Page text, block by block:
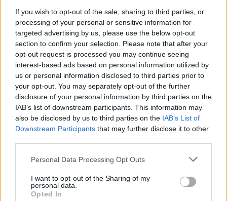
If you wish to opt-out of the sale, sharing to third parties, or
processing of your personal or sensitive information for
targeted advertising by us, please use the below opt-out
section to confirm your selection. Please note that after your
opt-out request is processed you may continue seeing
interest-based ads based on personal information utilized by
us or personal information disclosed to third parties prior to
your opt-out. You may separately opt-out of the further
disclosure of your personal information by third parties on the
IAB’s list of downstream participants. This information may
also be disclosed by us to third parties on the IAB’s List of
Downstream Participants that may further disclose it to other
Please note that this website/app uses one or more Google
not limited to your visit or usage behaviour. You may click to
grant or deny consent to Google and its third-party tags to
Personal Data Processing Opt Outs
I want to opt-out of the Sharing of my
personal data.
Opted In
insider.gr στο Google News
πρώτοι όλες τιςειδήσειςαπό την Ελλάδα και τον κόσμο.